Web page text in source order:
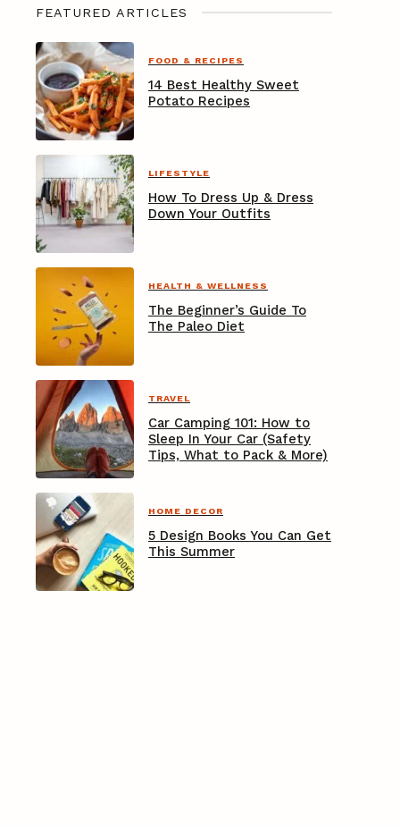
e
b
a
r
FEATURED ARTICLES
FOOD & RECIPES
14 Best Healthy Sweet
Potato Recipes
LIFESTYLE
How To Dress Up & Dress
Down Your Outfits
HEALTH & WELLNESS
The Beginner’s Guide To
The Paleo Diet
TRAVEL
Car Camping 101: How to
Sleep In Your Car (Safety
Tips, What to Pack & More)
HOME DECOR
5 Design Books You Can Get
This Summer